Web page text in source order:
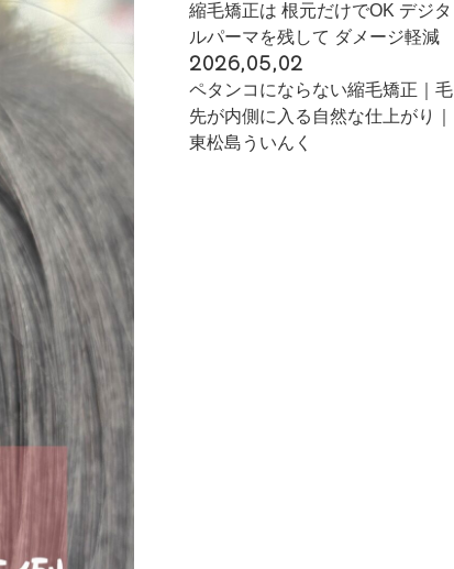
縮毛矯正は 根元だけでOK デジタ
ルパーマを残して ダメージ軽減
2026,05,02
ペタンコにならない縮毛矯正｜毛
先が内側に入る自然な仕上がり｜
東松島ういんく